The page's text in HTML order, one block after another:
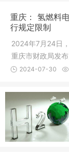
重庆： 氢燃料
行规定限制
2024年7月24日
重庆市财政局发
推广应用政策措施
2024-07-30